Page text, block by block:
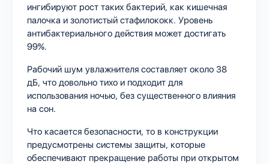
ингибируют рост таких бактерий, как кишечная
палочка и золотистый стафилококк. Уровень
антибактериального действия может достигать
99%.
Рабочий шум увлажнителя составляет около 38
дБ, что довольно тихо и подходит для
использования ночью, без существенного влияния
на сон.
Что касается безопасности, то в конструкции
предусмотрены системы защиты, которые
обеспечивают прекращение работы при открытом